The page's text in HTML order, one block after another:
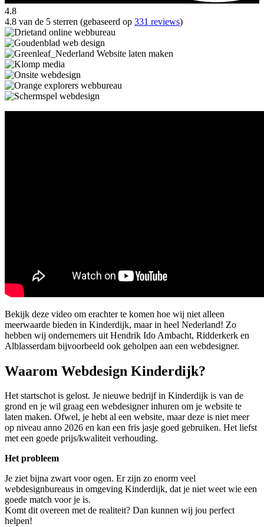
4.8
4.8 van de 5 sterren (gebaseerd op 331 reviews)
Bekijk deze video om erachter te komen hoe wij niet alleen
meerwaarde bieden in Kinderdijk, maar in heel Nederland! Zo
hebben wij ondernemers uit Hendrik Ido Ambacht, Ridderkerk en
Alblasserdam bijvoorbeeld ook geholpen aan een webdesigner.
Waarom Webdesign Kinderdijk?
Het startschot is gelost. Je nieuwe bedrijf in Kinderdijk is van de
grond en je wil graag een webdesigner inhuren om je website te
laten maken. Ofwel, je hebt al een website, maar deze is niet meer
op niveau anno 2026 en kan een fris jasje goed gebruiken. Het liefst
met een goede prijs/kwaliteit verhouding.
Het probleem
Je ziet bijna zwart voor ogen. Er zijn zo enorm veel
webdesignbureaus in omgeving Kinderdijk, dat je niet weet wie een
goede match voor je is.
Komt dit overeen met de realiteit? Dan kunnen wij jou perfect
helpen!